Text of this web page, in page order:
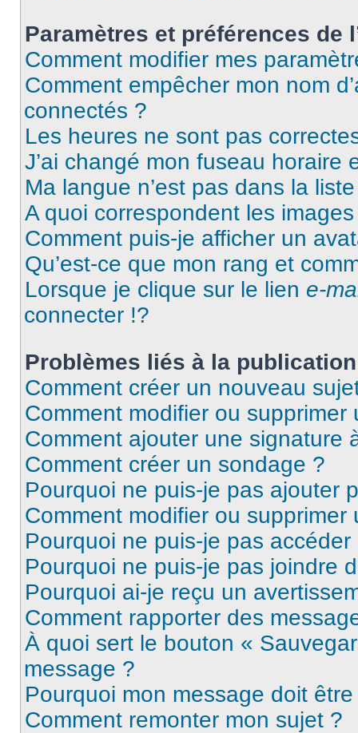
Paramètres et préférences de
Comment modifier mes
Comment empêcher mon nom
connectés ?
Les heures ne sont pas
J’ai changé mon fuseau horaire
Ma langue n’est pas dans la
A quoi correspondent les
Comment puis-je afficher un
Qu’est-ce que mon rang et
Lorsque je clique sur le lien e-
connecter !?
Problèmes liés à la
Comment créer un nouveau
Comment modifier ou supprimer
Comment ajouter une signature
Comment créer un sondage ?
Pourquoi ne puis-je pas ajouter
Comment modifier ou supprimer
Pourquoi ne puis-je pas
Pourquoi ne puis-je pas joindre
Pourquoi ai-je reçu un
Comment rapporter des
À quoi sert le bouton «
message ?
Pourquoi mon message doit
Comment remonter mon sujet ?